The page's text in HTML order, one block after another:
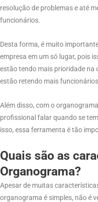
resolução de problemas e até
funcionários.
Desta forma, é muito
empresa em um só lugar, pois
estão tendo mais prioridade
estão retendo mais
Além disso, com o
profissional falar quando se
isso, essa ferramenta é tão
Quais são as
Organograma?
Apesar de muitas
organograma é simples, não é